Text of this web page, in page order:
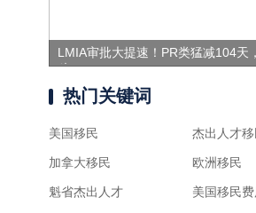
LMIA审批大提速！PR类猛减104天
移
热门关键词
美国移民
加拿大移民
魁省杰出人才
杰出人才移
欧洲移民
美国移民费